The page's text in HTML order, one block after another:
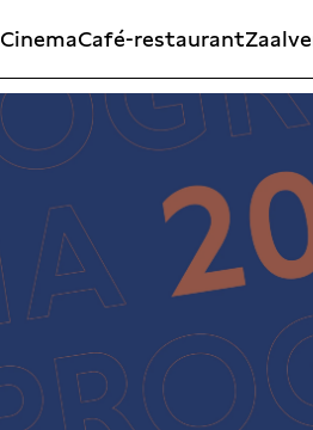
CinemaCafé-restaurant